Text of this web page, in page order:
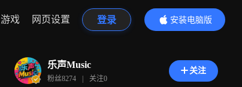
游戏 网页设置 登录
安装电脑版
内容更精彩
乐声Music
粉丝8274 | 关注0
关注